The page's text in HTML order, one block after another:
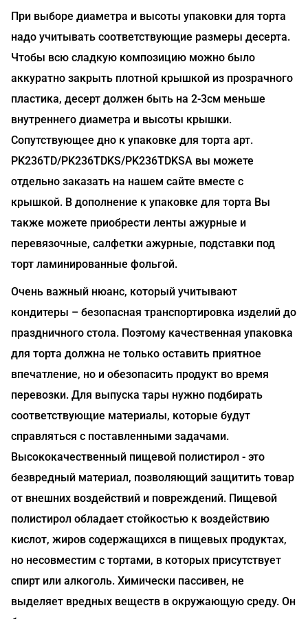
При выборе диаметра и высоты упаковки для торта
надо учитывать соответствующие размеры десерта.
Чтобы всю сладкую композицию можно было
аккуратно закрыть плотной крышкой из прозрачного
пластика, десерт должен быть на 2-3см меньше
внутреннего диаметра и высоты крышки.
Сопутствующее дно к упаковке для торта арт.
PK236TD/PK236TDKS/PK236TDKSA вы можете
отдельно заказать на нашем сайте вместе с
крышкой. В дополнение к упаковке для торта Вы
также можете приобрести ленты ажурные и
перевязочные, салфетки ажурные, подставки под
торт ламинированные фольгой.
Очень важный нюанс, который учитывают
кондитеры – безопасная транспортировка изделий до
праздничного стола. Поэтому качественная упаковка
для торта должна не только оставить приятное
впечатление, но и обезопасить продукт во время
перевозки. Для выпуска тары нужно подбирать
соответствующие материалы, которые будут
справляться с поставленными задачами.
Высококачественный пищевой полистирол - это
безвредный материал, позволяющий защитить товар
от внешних воздействий и повреждений. Пищевой
полистирол обладает стойкостью к воздействию
кислот, жиров содержащихся в пищевых продуктах,
но несовместим с тортами, в которых присутствует
спирт или алкоголь. Химически пассивен, не
выделяет вредных веществ в окружающую среду. Он